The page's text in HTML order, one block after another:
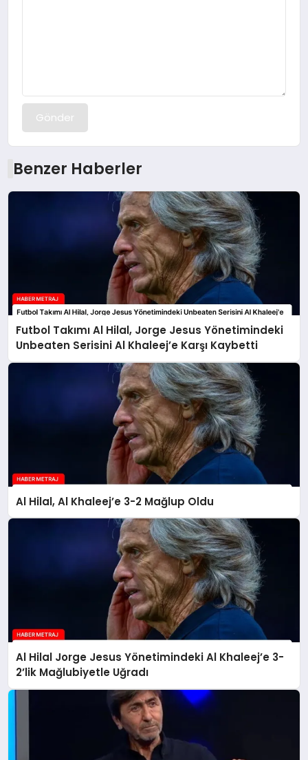
Gönder
Benzer Haberler
Futbol Takımı Al Hilal, Jorge Jesus Yönetimindeki
Unbeaten Serisini Al Khaleej’e Karşı Kaybetti
Al Hilal, Al Khaleej’e 3-2 Mağlup Oldu
Al Hilal Jorge Jesus Yönetimindeki Al Khaleej’e 3-
2’lik Mağlubiyetle Uğradı